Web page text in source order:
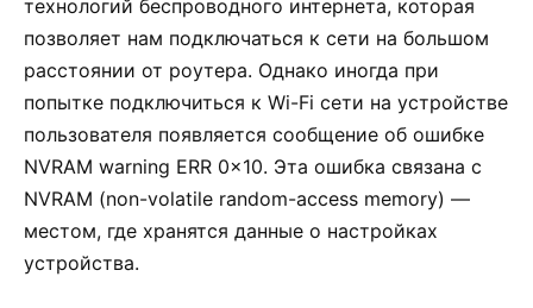
технологий беспроводного интернета, которая
позволяет нам подключаться к сети на большом
расстоянии от роутера. Однако иногда при
попытке подключиться к Wi-Fi сети на устройстве
пользователя появляется сообщение об ошибке
NVRAM warning ERR 0x10. Эта ошибка связана с
NVRAM (non-volatile random-access memory) —
местом, где хранятся данные о настройках
устройства.